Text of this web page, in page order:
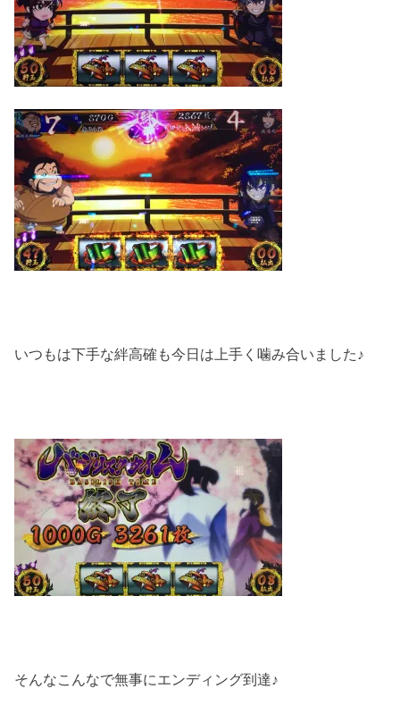
いつもは下手な絆高確も今日は上手く噛み合いました♪
そんなこんなで無事にエンディング到達♪